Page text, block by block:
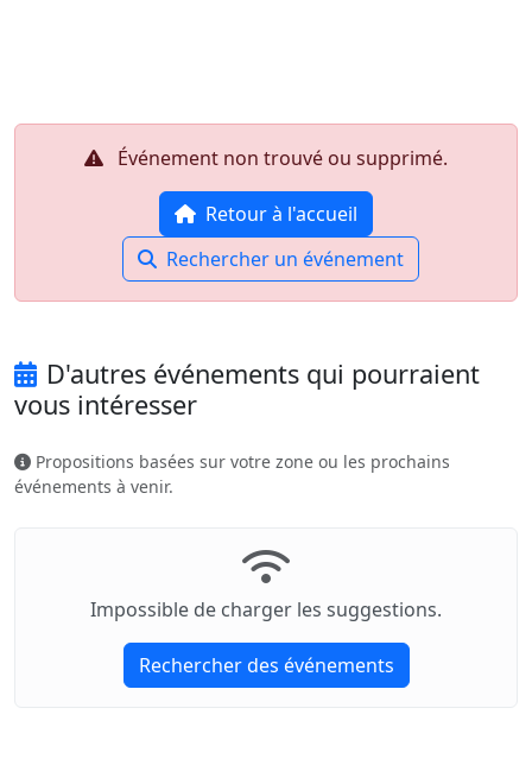
Événement non trouvé ou supprimé.
Retour à l'accueil
Rechercher un événement
D'autres événements qui pourraient
vous intéresser
Propositions basées sur votre zone ou les prochains
événements à venir.
Impossible de charger les suggestions.
Rechercher des événements